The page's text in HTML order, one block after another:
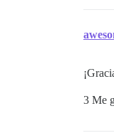
3 Me